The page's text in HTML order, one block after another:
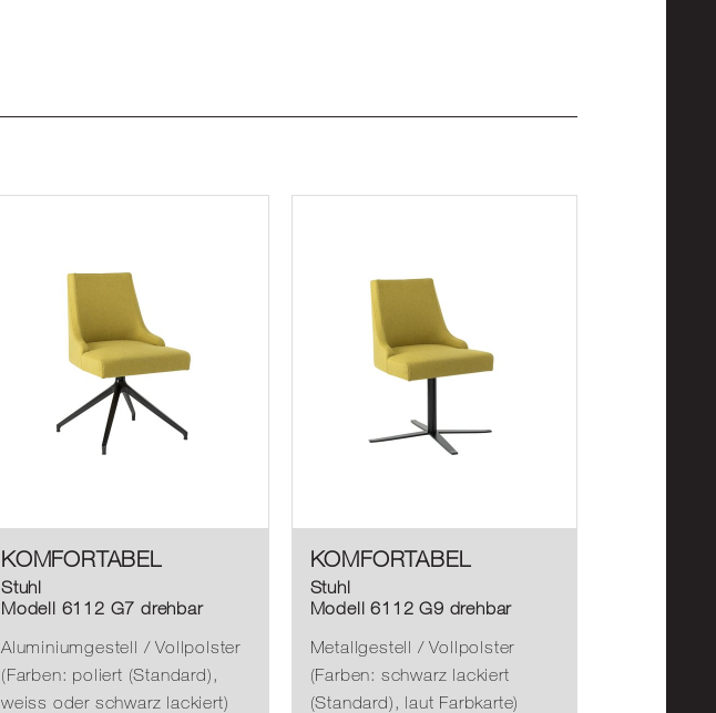
KOMFORTABEL
Stuhl
Modell 6112 G7 drehbar
Aluminiumgestell / Vollpolster
(Farben: poliert (Standard),
weiss oder schwarz lackiert)
KOMFORTABEL
Stuhl
Modell 6112 G9 drehbar
Metallgestell / Vollpolster
(Farben: schwarz lackiert
(Standard), laut Farbkarte)